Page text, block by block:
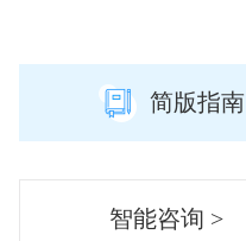
简版指南
智能咨询 >